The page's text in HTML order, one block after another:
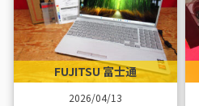
FUJITSU 富士通
2026/04/13